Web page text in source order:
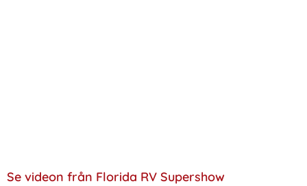
Se videon från Florida RV Supershow